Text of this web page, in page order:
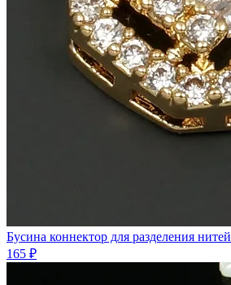
Бусина коннектор для разделения нитей
165 ₽